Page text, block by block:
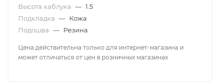
Высота каблука — 1.5
Подкладка — Кожа
Подошва — Резина
Цена действительна только для интернет-магазина и
может отличаться от цен в розничных магазинах